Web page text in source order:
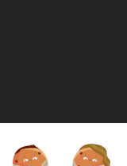
d'honoraires